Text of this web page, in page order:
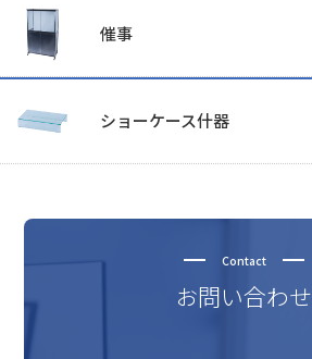
催事
ショーケース什器
Contact
お問い合わせ